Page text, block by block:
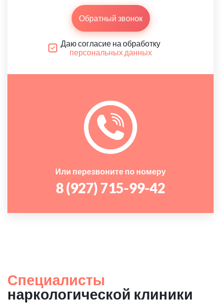
Обратный звонок
Даю согласие на обработку
персональных данных
Или перезвоните по номеру
8 (927) 715-99-42
Специалисты
наркологической клиники